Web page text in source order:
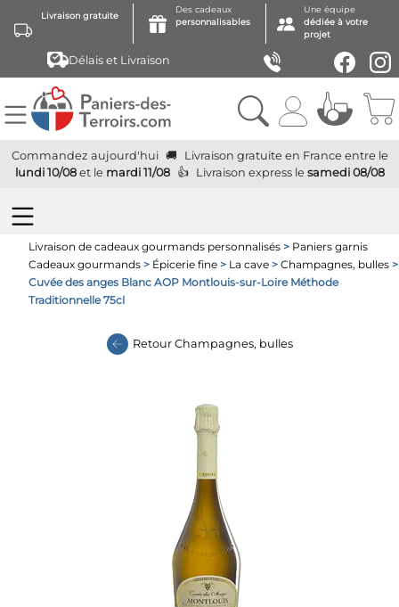
Livraison gratuite
Des cadeaux
personnalisables
Une équipe
dédiée à votre
projet
Délais et Livraison
Commandez aujourd'hui Livraison gratuite en France entre le
lundi 10/08et le mardi 11/08 Livraison expressle samedi 08/08
Livraison de cadeaux gourmands personnalisés > Paniers garnis
Cadeaux gourmands > Épicerie fine > La cave > Champagnes, bulles >
Cuvée des anges Blanc AOP Montlouis-sur-Loire Méthode
Traditionnelle 75cl
RetourChampagnes, bulles